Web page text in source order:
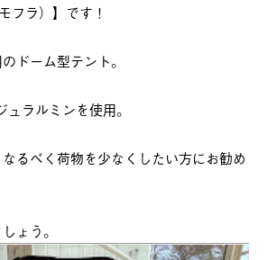
フラ）】です！
ドーム型テント。
ラルミンを使用。
るべく荷物を少なくしたい方にお勧め
ょう。